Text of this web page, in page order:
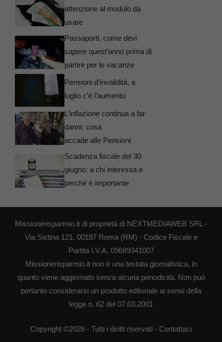
attenzione al modulo da
usare
Passaporti, come devi
sapere quest’anno prima di
partire per le vacanze
Pensioni d’invalidità, a
luglio c’è l’aumento
L’inflazione continua a far
danni: cosa
accade alle Pensioni
Scadenza fiscale del 30
giugno: a chi interessa e
perché è importante
Missionerisparmio.it di proprietà di NEXTMEDIAWEB SRL -
Via Sistina 121, 00187 Roma (RM) - Codice Fiscale e
Partita I.V.A. 09689341007
Missionerisparmio.it non è una testata giornalistica, in
quanto viene aggiornato senza alcuna periodicità. Non può
pertanto considerarsi un prodotto editoriale ai sensi della
legge n. 62 del 07.03.2001
Copyright ©2026 - Tutti i diritti riservati - Contattaci